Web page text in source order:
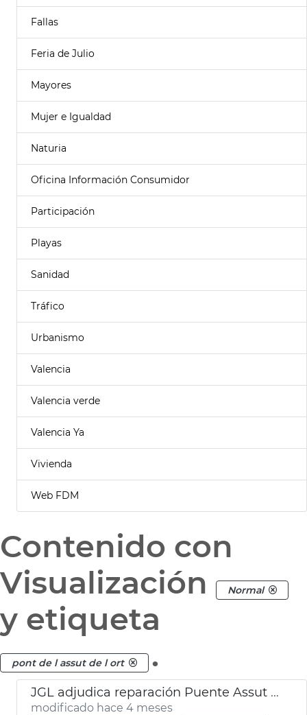
Fallas
Feria de Julio
Mayores
Mujer e Igualdad
Naturia
Oficina Información Consumidor
Participación
Playas
Sanidad
Tráfico
Urbanismo
Valencia
Valencia verde
Valencia Ya
Vivienda
Web FDM
Contenido con
Visualización
Normal
y etiqueta
pont de l assut de l ort .
JGL adjudica reparación Puente Assut de l'Or València
modificado hace 4 meses